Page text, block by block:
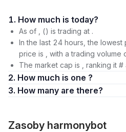
1. How much is today?
As of , () is trading at .
In the last 24 hours, the lowest
price is , with a trading volume
The market cap is , ranking it
2. How much is one ?
3. How many are there?
Zasoby harmonybot